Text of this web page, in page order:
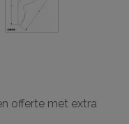
offerte met extra